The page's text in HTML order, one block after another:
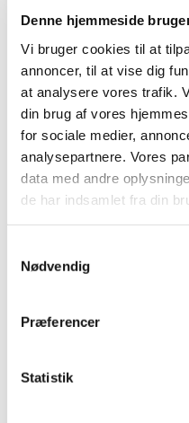
Denne hjemmeside
Vi bruger cookies til at
annoncer, til at vise dig
at analysere vores trafik.
din brug af vores
for sociale medier,
analysepartnere. Vores
data med andre
de har indsamlet fra din
Nødvendig
Præferencer
Statistik
Onsdagscaféen er for alle,
formiddag fra kl. 10.30 –
Kirkens Sognehus, Sankt
Vi mødes over en kop
krydret med bl.a. sange
forskellige indslag i en